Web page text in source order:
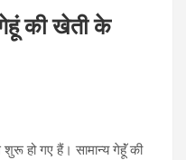
की खेती के
हो गए हैं। सामान्य गेहॅूं की